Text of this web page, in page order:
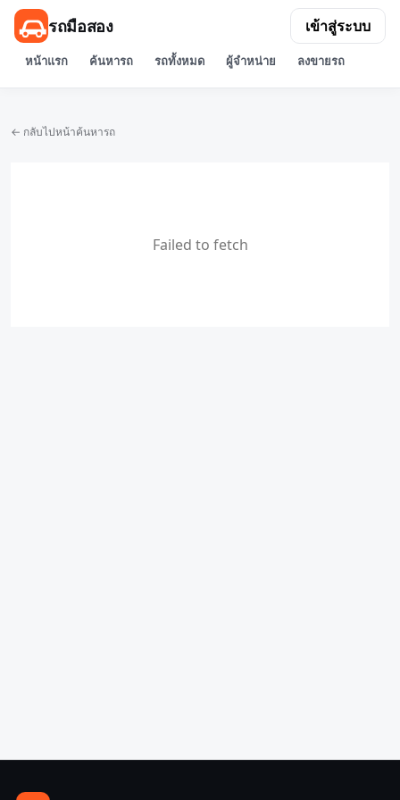
รถมือสอง
หน้าแรก ค้นหารถ รถทั้งหมด ผู้จำหน่าย ลงขายรถ
เข้าสู่ระบบ
← กลับไปหน้าค้นหารถ
Failed to fetch